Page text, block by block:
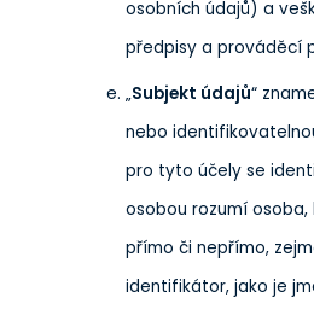
osobních údajů) a
předpisy a prováděcí
„Subjekt údajů“
nebo
pro tyto účely se
osobou rozumí
přímo či nepřímo,
identifikátor, jako je